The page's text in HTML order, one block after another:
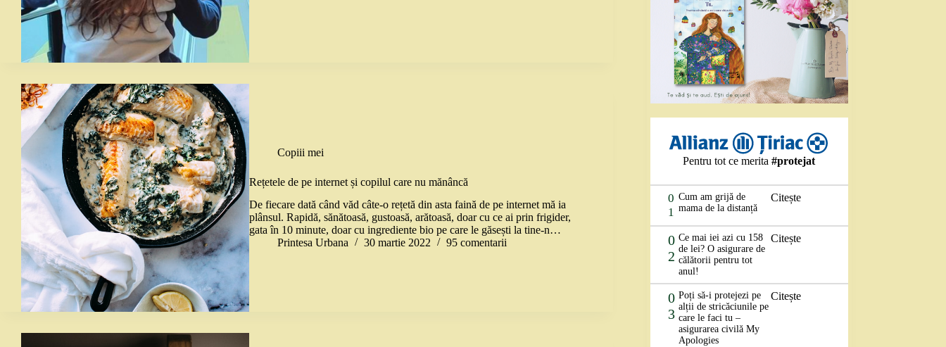
Copiii mei
Rețetele de pe internet și copilul care nu mănâncă
De fiecare dată când văd câte-o rețetă din asta faină de pe internet mă ia
plânsul. Rapidă, sănătoasă, gustoasă, arătoasă, doar cu ce ai prin frigider,
gata în 10 minute, doar cu ingrediente bio pe care le găsești la tine-n…
Printesa Urbana
30 martie 2022 95 comentarii
Pentru tot ce merita#protejat
0
1
Cum am grijă de
mama de la distanță
Citește
0
2
Ce mai iei azi cu 158
de lei? O asigurare de
călătorii pentru tot
anul!
Citește
0
3
Poți să-i protejezi pe
alții de stricăciunile pe
care le faci tu –
asigurarea civilă My
Apologies
Citește